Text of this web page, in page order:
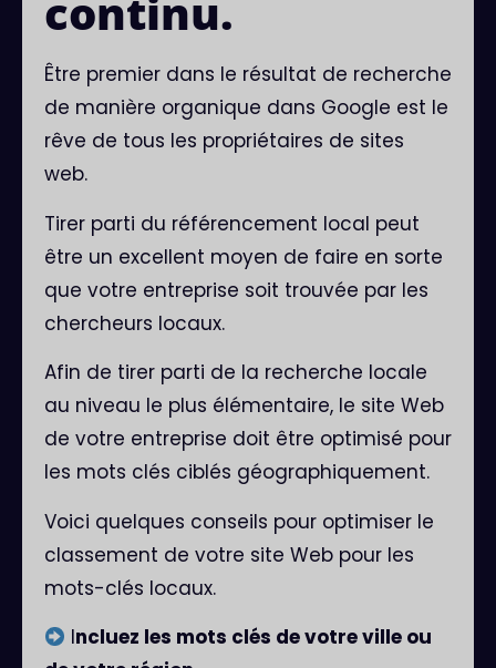
continu.
Être premier dans le résultat de recherche
de manière organique dans Google est le
rêve de tous les propriétaires de sites
web.
Tirer parti du référencement local peut
être un excellent moyen de faire en sorte
que votre entreprise soit trouvée par les
chercheurs locaux.
Afin de tirer parti de la recherche locale
au niveau le plus élémentaire, le site Web
de votre entreprise doit être optimisé pour
les mots clés ciblés géographiquement.
Voici quelques conseils pour optimiser le
classement de votre site Web pour les
mots-clés locaux.
Incluez les mots clés de votre ville ou